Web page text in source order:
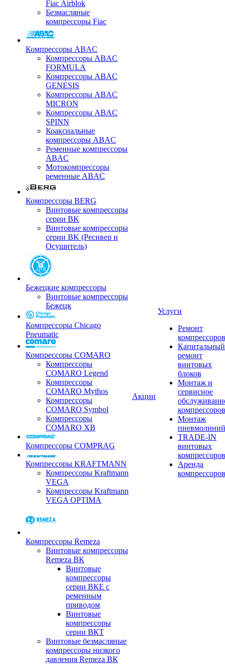
Fiac Airblok
Безмасляные
компрессоры Fiac
Компрессоры ABAC
Компрессоры ABAC
FORMULA
Компрессоры ABAC
GENESIS
Компрессоры ABAC
MICRON
Компрессоры ABAC
SPINN
Коаксиальные
компрессоры ABAC
Ременные компрессоры
ABAC
Мотокомпрессоры
ременные ABAC
Компрессоры BERG
Винтовые компрессоры
серии BK
Винтовые компрессоры
серии BK (Ресивер и
Осушитель)
Бежецкие компрессоры
Винтовые компрессоры
Бежецк
Компрессоры Chicago
Pneumatic
Компрессоры COMARO
Компрессоры
COMARO Legend
Компрессоры
COMARO Mythos
Компрессоры
COMARO Symbol
Компрессоры
COMARO XB
Компрессоры COMPRAG
Компрессоры KRAFTMANN
Компрессоры Kraftmann
VEGA
Компрессоры Kraftmann
VEGA OPTIMA
Компрессоры Remeza
Винтовые компрессоры
Remeza ВК
Винтовые
компрессоры
серии ВКЕ с
ременным
приводом
Винтовые
компрессоры
серии ВКТ
Винтовые безмасляные
компрессоры низкого
давления Remeza ВК
Акции
Услуги
Ремонт
компрессоров
Капитальный
ремонт
винтовых
блоков
Монтаж и
сервисное
компрессоров
Монтаж
пневмолиний
TRADE-IN
винтовых
компрессоров
Аренда
компрессоров